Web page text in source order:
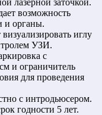
возможность
и органы.
иглу
УЗИ.
с
и ограничитель
для проведения
с интродьюсером.
годности 5 лет.